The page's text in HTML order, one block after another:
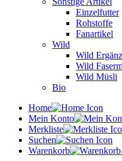
Einzelfutter
Rohstoffe
Fanartikel
Wild
Wild
Wild
Wild Müsli
Bio
Home
Mein Konto
Merkliste
Suchen
Warenkorb